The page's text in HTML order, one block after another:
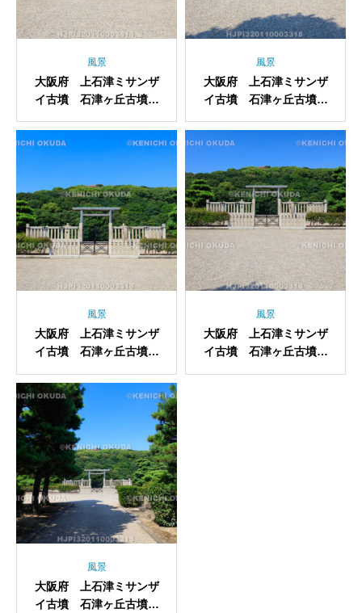
風景
大阪府 上石津ミサンザ
イ古墳 石津ヶ丘古墳
風景
大阪府 上石津ミサンザ
イ古墳 石津ヶ丘古墳
風景
大阪府 上石津ミサンザ
イ古墳 石津ヶ丘古墳
風景
大阪府 上石津ミサンザ
イ古墳 石津ヶ丘古墳
風景
大阪府 上石津ミサンザ
イ古墳 石津ヶ丘古墳